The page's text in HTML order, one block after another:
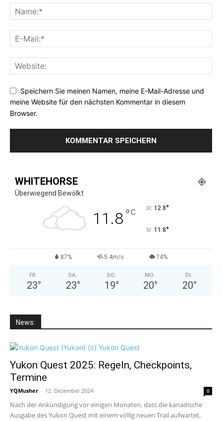
Speichern Sie meinen Namen, meine E-Mail-Adresse und
meine Website für den nächsten Kommentar in diesem
Browser.
WHITEHORSE
Überwiegend Bewölkt
11.8°C 12.8°
11.8°
87% 5.4m/s 74%
FR.
23°
SA.
23°
SO.
19°
MO.
20°
DI.
20°
News:
Yukon Quest 2025: Regeln, Checkpoints,
Termine
YQMusher - 12. Dezember 2024 0
Nach der Ankündigung vor einigen Monaten, dass die kanadische
Ausgabe des Yukon Quest mit einem völlig neuen Trail aufwartet,